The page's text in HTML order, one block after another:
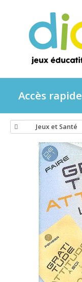
Accès rapide
Jeux et Santé